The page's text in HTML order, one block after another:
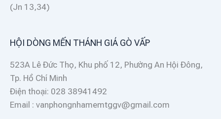
(Jn 13,34)
HỘI DÒNG MẾN THÁNH GIÁ GÒ VẤP
523A Lê Đức Thọ, Khu phố 12, Phường An Hội Đông,
Tp. Hồ Chí Minh
Điện thoại: 028 38941492
Email : vanphongnhamemtggv@gmail.com